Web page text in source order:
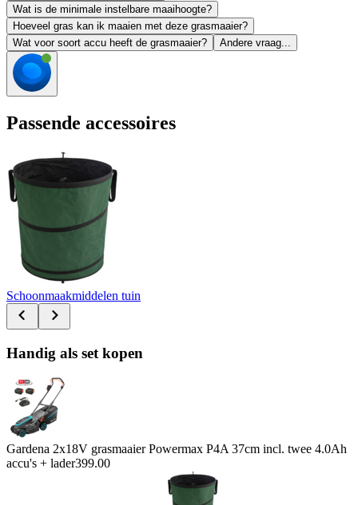
Wat is de minimale instelbare maaihoogte?
Hoeveel gras kan ik maaien met deze grasmaaier?
Wat voor soort accu heeft de grasmaaier?
Andere vraag...
Passende accessoires
Schoonmaakmiddelen tuin
Handig als set kopen
Gardena 2x18V grasmaaier Powermax P4A 37cm incl. twee 4.0Ah
accu's + lader399.00